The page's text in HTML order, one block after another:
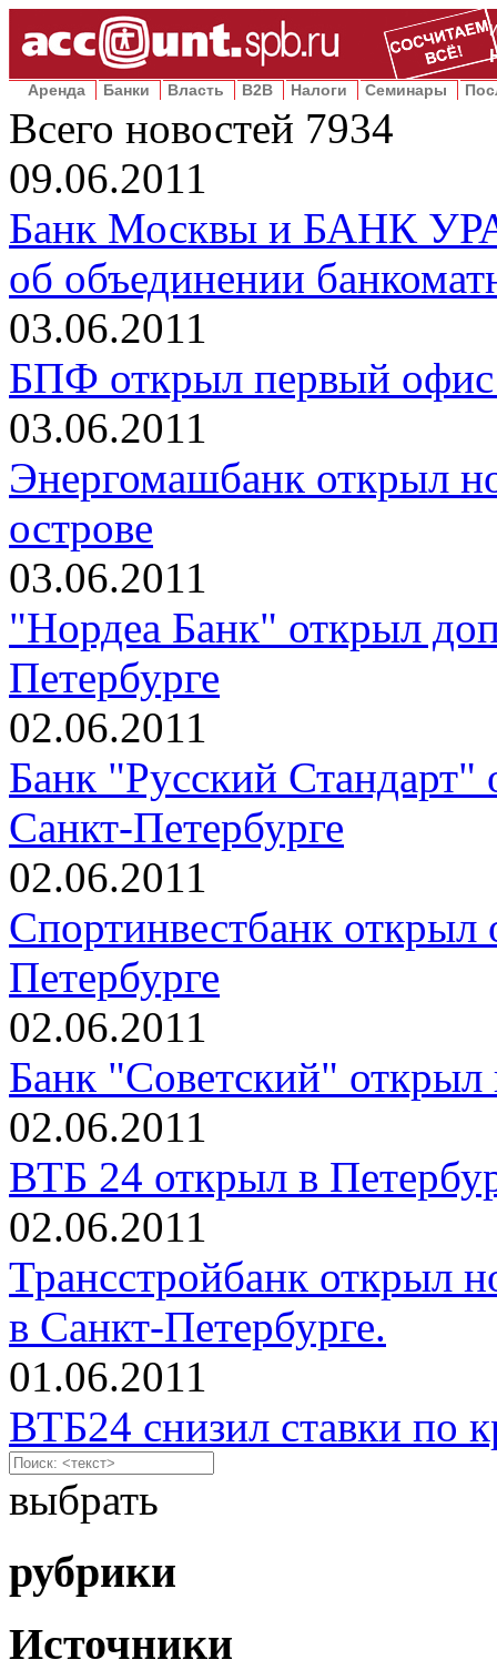
Аренда Банки Власть B2B Налоги Семинары
Всего новостей 7934
09.06.2011
Банк Москвы и БАНК
об объединении
03.06.2011
БПФ открыл первый офис
03.06.2011
Энергомашбанк открыл
острове
03.06.2011
"Нордеа Банк" открыл
Петербурге
02.06.2011
Банк "Русский
Санкт-Петербурге
02.06.2011
Спортинвестбанк
Петербурге
02.06.2011
Банк "Советский"
02.06.2011
ВТБ 24 открыл в
02.06.2011
Трансстройбанк открыл
в Санкт-Петербурге.
01.06.2011
ВТБ24 снизил ставки по
выбрать
рубрики
Источники